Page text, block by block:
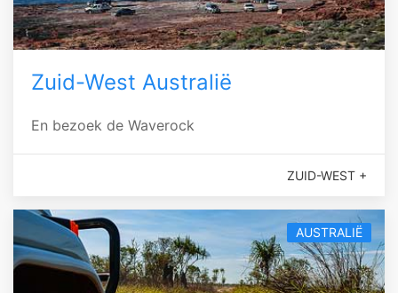
Zuid-West Australië
En bezoek de Waverock
ZUID-WEST +
AUSTRALIË